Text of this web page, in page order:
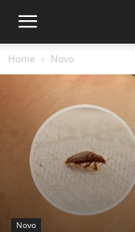
Home Novo
Novo